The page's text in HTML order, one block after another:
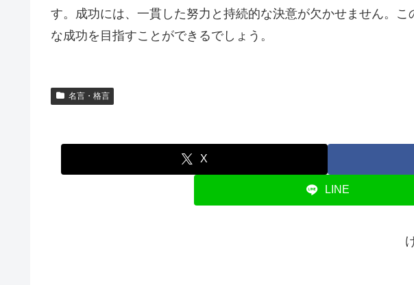
す。成功には、一貫した努力と持続的な決意が欠かせません。
な成功を目指すことができるでしょう。
名言・格言
X
LINE